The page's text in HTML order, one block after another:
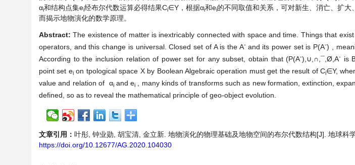
αi和结构点集ei经布尔代数运算必得结果Ci∈Y，根据αi和ei的不同取值和关系，可对新生、消亡、扩
而揭示地物演化的数学原理。
Abstract:The existence of matter is inextricably connected with space and time. Things that
operators, and this change is universal. Closed set of A is the A- and its power set is P(A-) ,
According to the inclusion relation of power set for any subset, obtain that (P(A-),∪,∩,¯,Ø,A- is
point set eion tpological space X by Boolean Algebraic operation must get the result of Ci∈Y,
value and relation of αiand ei
, many kinds of transforms such as new formation, extinction,
defined, so as to reveal the mathematical principle of geo-object evolution.
文章引用： 叶彤, 钟业勋, 胡宝清, 金立新. 地物演化的物理基础及地物空间的布尔代数结构[J]. 地球科
https://doi.org/10.12677/AG.2020.104030